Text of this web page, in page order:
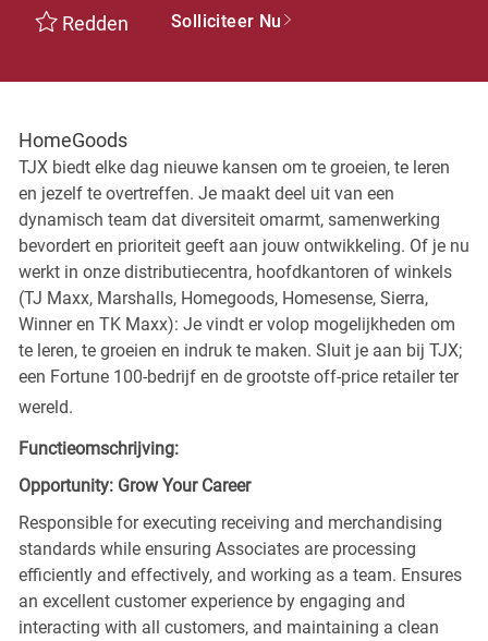
Redden Solliciteer Nu
HomeGoods
TJX biedt elke dag nieuwe kansen om te groeien, te leren
en jezelf te overtreffen. Je maakt deel uit van een
dynamisch team dat diversiteit omarmt, samenwerking
bevordert en prioriteit geeft aan jouw ontwikkeling. Of je nu
werkt in onze distributiecentra, hoofdkantoren of winkels
(TJ Maxx, Marshalls, Homegoods, Homesense, Sierra,
Winner en TK Maxx): Je vindt er volop mogelijkheden om
te leren, te groeien en indruk te maken. Sluit je aan bij TJX;
een Fortune 100-bedrijf en de grootste off-price retailer ter
wereld.
Functieomschrijving:
Opportunity: Grow Your Career
Responsible for executing receiving and merchandising
standards while ensuring Associates are processing
efficiently and effectively, and working as a team. Ensures
an excellent customer experience by engaging and
interacting with all customers, and maintaining a clean